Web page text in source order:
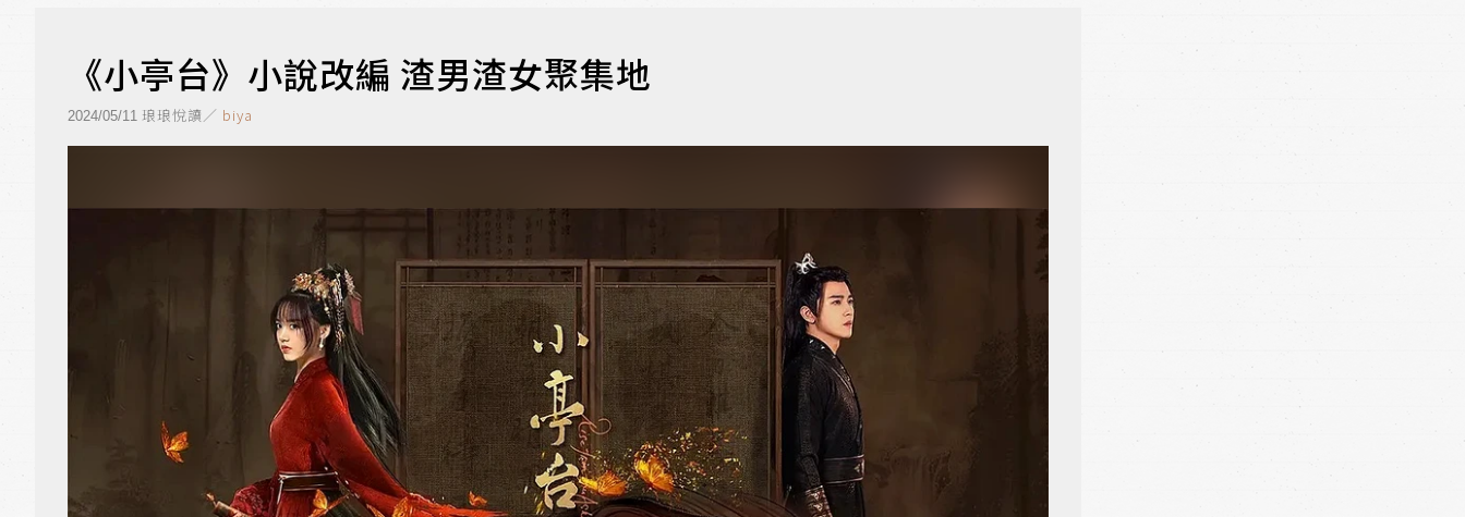
《小亭台》小說改編 渣男渣女聚集地
2024/05/11 琅琅悅讀／ biya